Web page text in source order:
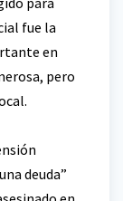
fue la
en
pero
deuda”